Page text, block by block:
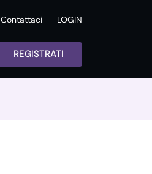
Contattaci LOGIN
REGISTRATI